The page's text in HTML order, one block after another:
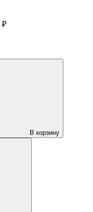
₽
В корзину